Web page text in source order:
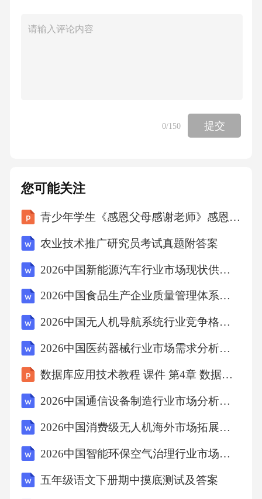
不同难度的问题，模拟不同情况下的回答。
关的语言素材。这不仅可以提升语言表达的丰
富性，还能在回答问题时引用热点话题，增强
考生在回答问题时，应注重语言细节，如标点
看似微小，但在评分中却占重要比重。
#四、结语
语言表达能力是考研复试中至关重要的一环。
考生通过严格要求自己，合理规划备考时间，
注重语言表达的规范性和逻辑性，不仅能提高
力。因此，考生应在备考过程中将语言表达能
力作为一个重点来培养和提升。第二部分语言
结构与逻辑清晰度的重要性
0/150 提交
您可能关注
青少年学生《感恩父母感谢老师》感恩教育主题班会课件
农业技术推广研究员考试真题附答案
2026中国新能源汽车行业市场现状供需分析及投资评估发展策略研究报告
2026中国食品生产企业质量管理体系广深延伸及危机响应规划
2026中国无人机导航系统行业竞争格局与投资前景分析报告
2026中国医药器械行业市场需求分析研究发展评估现状报告
数据库应用技术教程 课件 第4章 数据查询1
2026中国通信设备制造行业市场分析及技术创新与投资前景展望报告
2026中国消费级无人机海外市场拓展与合规经营分析报告
2026中国智能环保空气治理行业市场供需分析及投资评估规划分析研究报告
五年级语文下册期中摸底测试及答案